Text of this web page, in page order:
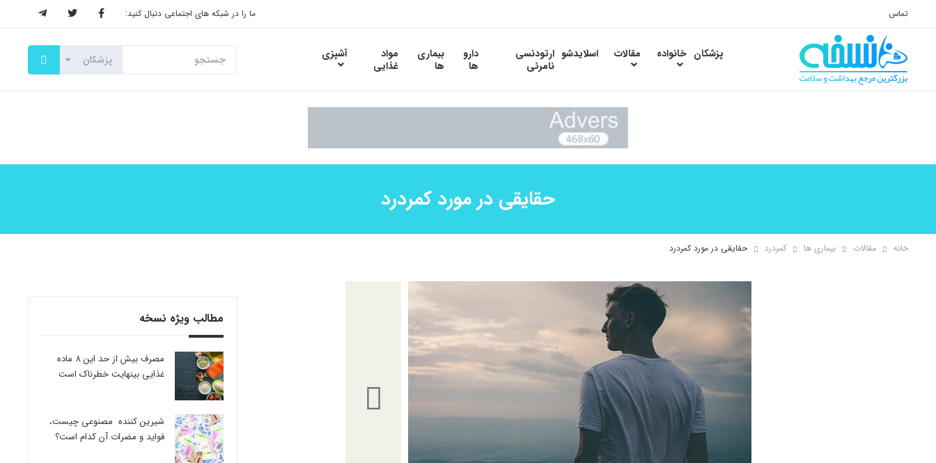
تماس ما را در شبکه های اجتماعی دنبال کنید:
پزشکان خانواده مقالات اسلایدشو ارتودنسی
نامرئی
دارو
ها
بیماری
ها
مواد
غذایی
آشپزی
حقایقی در مورد کمردرد
خانه مقالات بیماری ها کمردرد حقایقی در مورد کمردرد
مطالب ویژه نسخه
مصرف بیش از حد این 8 ماده
غذایی بینهایت خطرناک است
شیرین کننده مصنوعی چیست،
فواید و مضرات آن کدام است؟